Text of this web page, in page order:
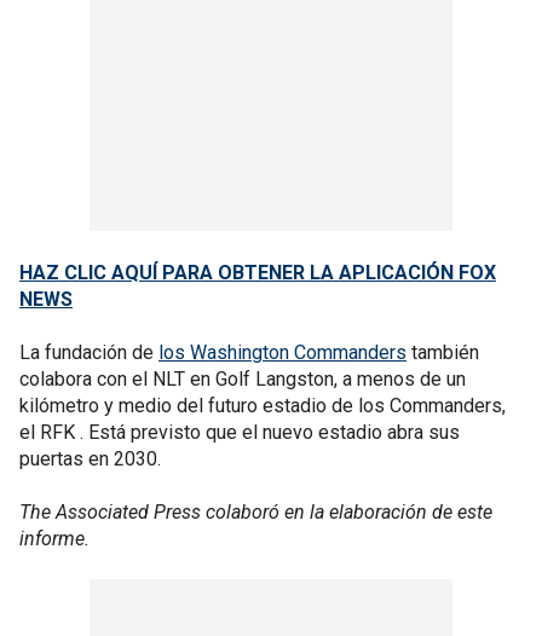
HAZ CLIC AQUÍ PARA OBTENER LA APLICACIÓN FOX
NEWS
La fundación de los Washington Commanders también
colabora con el NLT en Golf Langston, a menos de un
kilómetro y medio del futuro estadio de los Commanders,
el RFK . Está previsto que el nuevo estadio abra sus
puertas en 2030.
The Associated Press colaboró en la elaboración de este
informe.